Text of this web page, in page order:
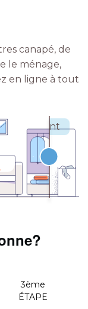
canapé, de
le ménage,
en ligne à tout
3ème
ÉTAPE